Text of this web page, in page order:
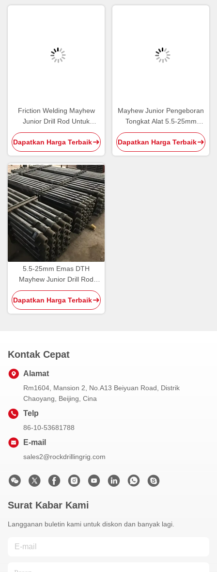
Friction Welding Mayhew
Junior Drill Rod Untuk
Peralatan Bor
Pertambangan
Dapatkan Harga Terbaik
Mayhew Junior Pengeboran
Tongkat Alat 5.5-25mm
Untuk Air Well Bore Mesin
Pengeboran
Dapatkan Harga Terbaik
5.5-25mm Emas DTH
Mayhew Junior Drill Rod
Untuk Heavy Duty Forging
dan Pengeboran Presisi
Dapatkan Harga Terbaik
Kontak Cepat
Alamat
Rm1604, Mansion 2, No.A13 Beiyuan Road, Distrik
Chaoyang, Beijing, Cina
Telp
86-10-53681788
E-mail
sales2@rockdrillingrig.com
Surat Kabar Kami
Langganan buletin kami untuk diskon dan banyak lagi.